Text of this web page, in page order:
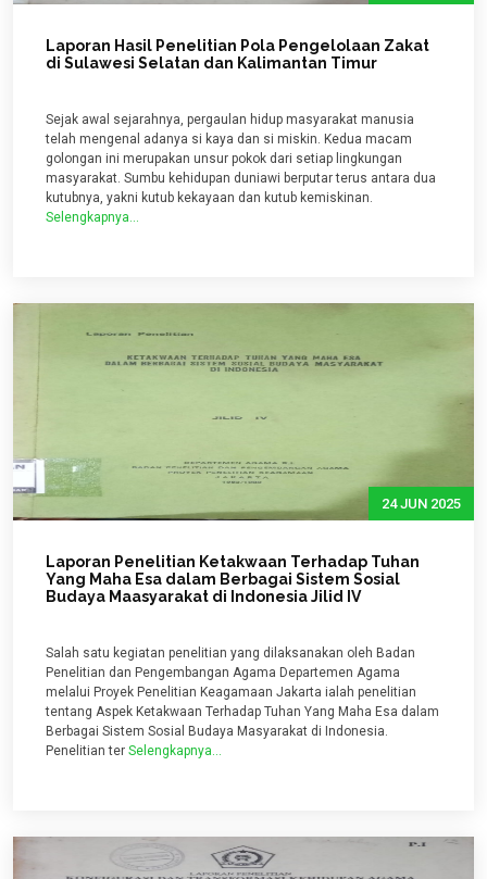
Laporan Hasil Penelitian Pola Pengelolaan Zakat
di Sulawesi Selatan dan Kalimantan Timur
Sejak awal sejarahnya, pergaulan hidup masyarakat manusia
telah mengenal adanya si kaya dan si miskin. Kedua macam
golongan ini merupakan unsur pokok dari setiap lingkungan
masyarakat. Sumbu kehidupan duniawi berputar terus antara dua
kutubnya, yakni kutub kekayaan dan kutub kemiskinan.
Selengkapnya...
24 JUN 2025
Laporan Penelitian Ketakwaan Terhadap Tuhan
Yang Maha Esa dalam Berbagai Sistem Sosial
Budaya Maasyarakat di Indonesia Jilid IV
Salah satu kegiatan penelitian yang dilaksanakan oleh Badan
Penelitian dan Pengembangan Agama Departemen Agama
melalui Proyek Penelitian Keagamaan Jakarta ialah penelitian
tentang Aspek Ketakwaan Terhadap Tuhan Yang Maha Esa dalam
Berbagai Sistem Sosial Budaya Masyarakat di Indonesia.
Penelitian ter Selengkapnya...